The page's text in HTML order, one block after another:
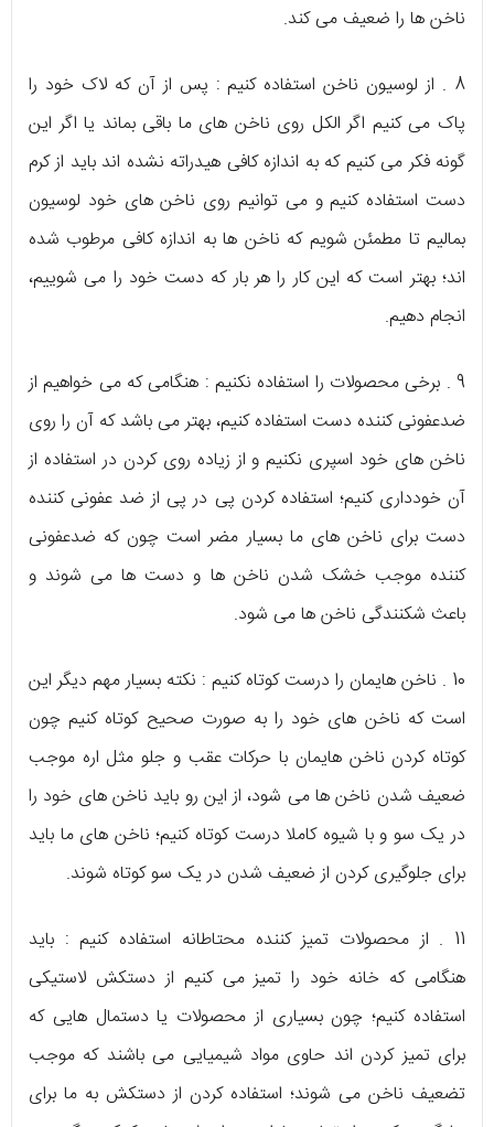
ناخن ها را ضعیف می کند.
8 . از لوسیون ناخن استفاده کنیم : پس از آن که لاک خود را
پاک می کنیم اگر الکل روی ناخن های ما باقی بماند یا اگر این
گونه فکر می کنیم که به اندازه کافی هیدراته نشده اند باید از کرم
دست استفاده کنیم و می توانیم روی ناخن های خود لوسیون
بمالیم تا مطمئن شویم که ناخن ها به اندازه کافی مرطوب شده
اند؛ بهتر است که این کار را هر بار که دست خود را می شوییم،
انجام دهیم.
9 . برخی محصولات را استفاده نکنیم : هنگامی که می خواهیم از
ضدعفونی کننده دست استفاده کنیم، بهتر می باشد که آن را روی
ناخن های خود اسپری نکنیم و از زیاده روی کردن در استفاده از
آن خودداری کنیم؛ استفاده کردن پی در پی از ضد عفونی کننده
دست برای ناخن های ما بسیار مضر است چون که ضدعفونی
کننده موجب خشک شدن ناخن ها و دست ها می شوند و
باعث شکنندگی ناخن ها می شود.
10 . ناخن هایمان را درست کوتاه کنیم : نکته بسیار مهم دیگر این
است که ناخن های خود را به صورت صحیح کوتاه کنیم چون
کوتاه کردن ناخن هایمان با حرکات عقب و جلو مثل اره موجب
ضعیف شدن ناخن ها می شود، از این رو باید ناخن های خود را
در یک سو و با شیوه کاملا درست کوتاه کنیم؛ ناخن های ما باید
برای جلوگیری کردن از ضعیف شدن در یک سو کوتاه شوند.
11 . از محصولات تمیز کننده محتاطانه استفاده کنیم : باید
هنگامی که خانه خود را تمیز می کنیم از دستکش لاستیکی
استفاده کنیم؛ چون بسیاری از محصولات یا دستمال هایی که
برای تمیز کردن اند حاوی مواد شیمیایی می باشند که موجب
تضعیف ناخن می شوند؛ استفاده کردن از دستکش به ما برای